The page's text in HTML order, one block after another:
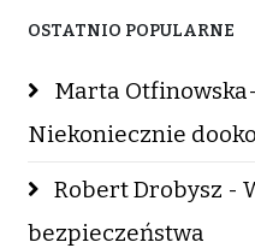
OSTATNIO POPULARNE
Marta
Niekoniecznie
Robert Drobysz -
bezpieczeństwa